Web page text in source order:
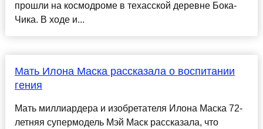
прошли на космодроме в техасской деревне Бока-
Чика. В ходе и...
Мать Илона Маска рассказала о воспитании
гения
Мать миллиардера и изобретателя Илона Маска 72-
летняя супермодель Мэй Маск рассказала, что